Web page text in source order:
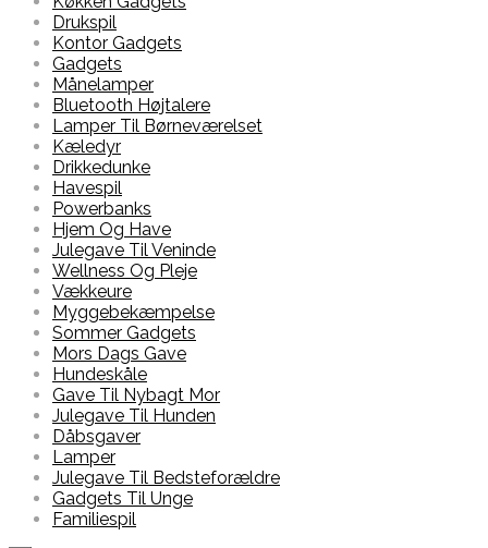
Drukspil
Kontor Gadgets
Gadgets
Månelamper
Bluetooth Højtalere
Lamper Til Børneværelset
Kæledyr
Drikkedunke
Havespil
Powerbanks
Hjem Og Have
Julegave Til Veninde
Wellness Og Pleje
Vækkeure
Myggebekæmpelse
Sommer Gadgets
Mors Dags Gave
Hundeskåle
Gave Til Nybagt Mor
Julegave Til Hunden
Dåbsgaver
Lamper
Julegave Til Bedsteforældre
Gadgets Til Unge
Familiespil